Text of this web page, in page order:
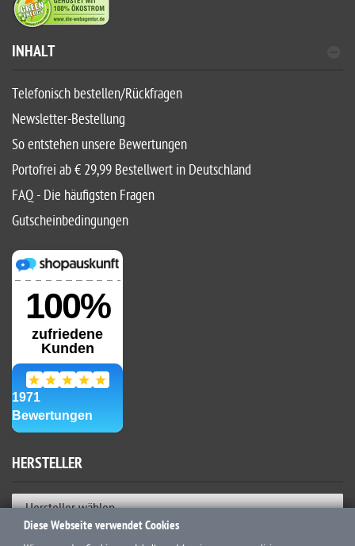
INHALT
Telefonisch bestellen/Rückfragen
Newsletter-Bestellung
So entstehen unsere Bewertungen
Portofrei ab € 29,99 Bestellwert in Deutschland
FAQ - Die häufigsten Fragen
Gutscheinbedingungen
HERSTELLER
Hersteller wählen
Diese Webseite verwendet Cookies